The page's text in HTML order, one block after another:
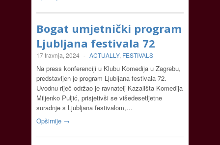
Bogat umjetnički program
Ljubljana festivala 72
17 travnja, 2024 - ACTUALLY, FESTIVALS
Na press konferenciji u Klubu Komedija u Zagrebu,
predstavljen je program Ljubljana festivala 72.
Uvodnu riječ održao je ravnatelj Kazališta Komedija
Miljenko Puljić, prisjetivši se višedesetljetne
suradnje s Ljubljana festivalom,…
Opširnije →